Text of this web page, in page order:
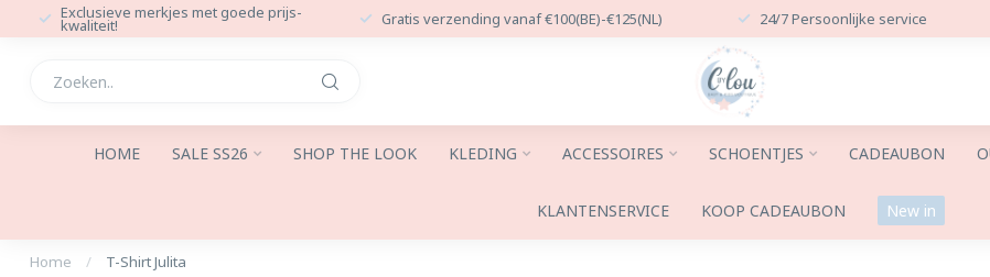
Exclusieve merkjes met goede prijs-
kwaliteit! Gratis verzending vanaf €100(BE)-€125(NL) 24/7 Persoonlijke service
HOME SALE SS26 SHOP THE LOOK KLEDING ACCESSOIRES SCHOENTJES CADEAUBON
KLANTENSERVICE KOOP CADEAUBON New in
Home / T-Shirt Julita